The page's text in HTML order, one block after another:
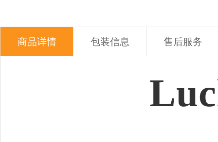
商品详情 包装信息 售后服务